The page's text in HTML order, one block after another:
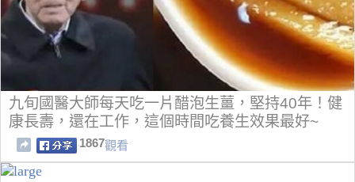
九旬國醫大師每天吃一片醋泡生薑，堅持40年！健
康長壽，還在工作，這個時間吃養生效果最好~
1867觀看